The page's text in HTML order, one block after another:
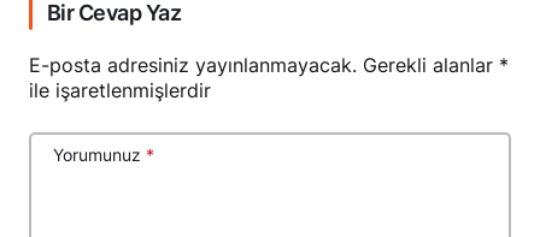
Bir Cevap Yaz
E-posta adresiniz yayınlanmayacak. Gerekli alanlar *
ile işaretlenmişlerdir
Yorumunuz *